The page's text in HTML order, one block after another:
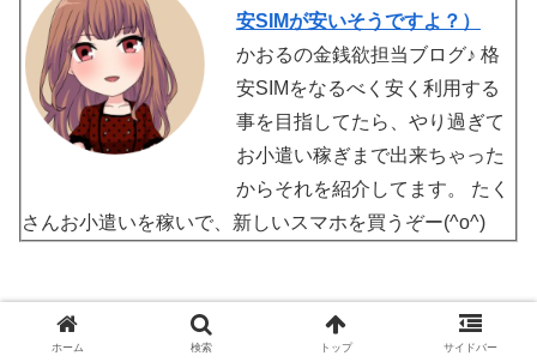
安SIMが安いそうですよ？）
かおるの金銭欲担当ブログ♪ 格
安SIMをなるべく安く利用する
事を目指してたら、やり過ぎて
お小遣い稼ぎまで出来ちゃった
からそれを紹介してます。 たく
さんお小遣いを稼いで、新しいスマホを買うぞー(^o^)
ホーム 検索 トップ サイドバー